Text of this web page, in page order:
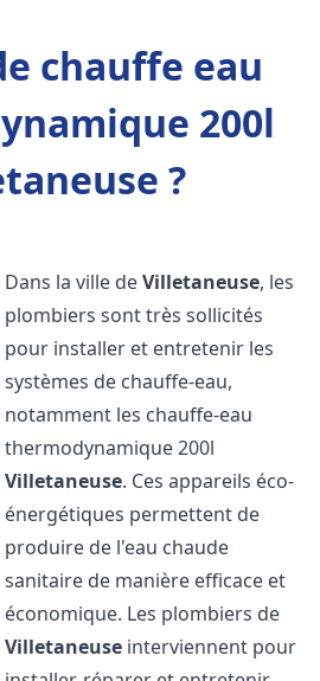
chauffe eau
200l
?
Dans la ville deVilletaneuse, les
plombiers sont très sollicités
pour installer et entretenir les
systèmes de chauffe-eau,
notamment les chauffe-eau
thermodynamique 200l
Villetaneuse. Ces appareils éco-
énergétiques permettent de
produire de l'eau chaude
sanitaire de manière efficace et
économique. Les plombiers de
Villetaneuse interviennent pour